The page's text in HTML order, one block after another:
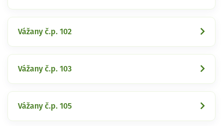
Vážany č.p. 102
Vážany č.p. 103
Vážany č.p. 105